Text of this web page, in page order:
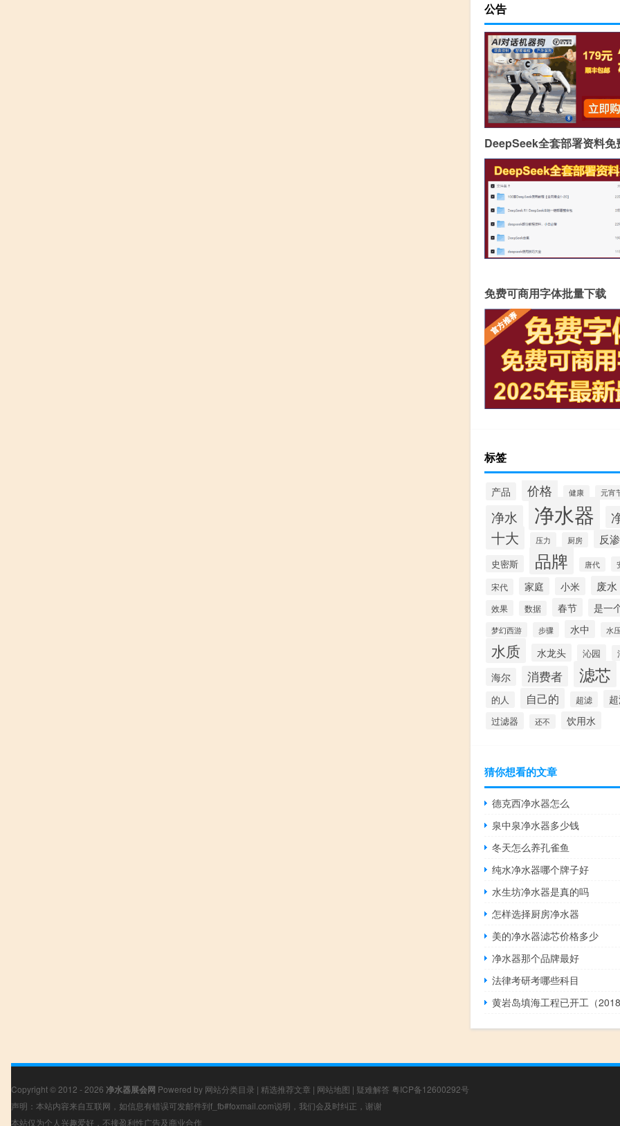
公告
DeepSeek全套部署资料免
免费可商用字体批量下载
标签
产品 价格 健康 元宵
净水 净水器
十大 压力 厨房 反
史密斯 品牌 唐代
宋代 家庭 小米 废水
效果 数据 春节 是一
梦幻西游 步骤 水中 水
水质 水龙头 沁园
海尔 消费者 滤芯
的人 自己的 超滤
过滤器 还不 饮用水
猜你想看的文章
德克西净水器怎么
泉中泉净水器多少钱
冬天怎么养孔雀鱼
纯水净水器哪个牌子好
水生坊净水器是真的吗
怎样选择厨房净水器
美的净水器滤芯价格多少
净水器那个品牌最好
法律考研考哪些科目
Copyright © 2012 - 2026 净水器展会网 Powered by 网站分类目录 | 精选推荐文章 | 网站地图 | 疑难解答 粤ICP备12600292号
声明：本站内容来自互联网，如信息有错误可发邮件到f_fb#foxmail.com说明，我们会及时纠正，谢谢
本站仅为个人兴趣爱好，不接盈利性广告及商业合作